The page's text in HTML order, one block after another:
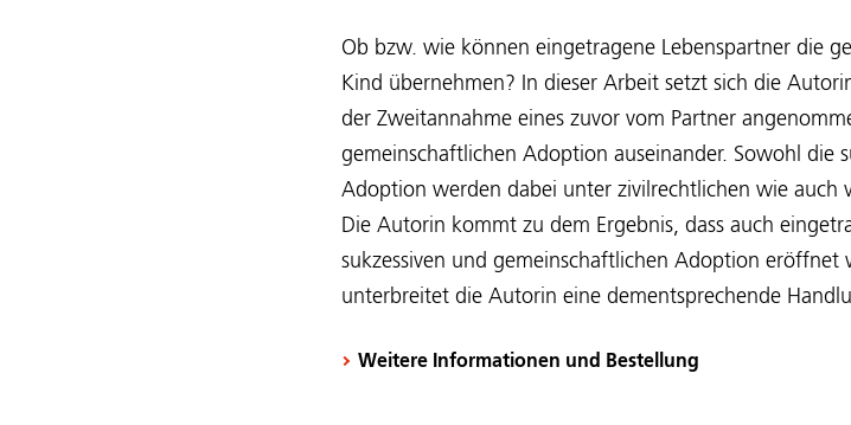
Ob bzw. wie können eingetragene Lebenspartner die
Kind übernehmen? In dieser Arbeit setzt sich die
der Zweitannahme eines zuvor vom Partner
gemeinschaftlichen Adoption auseinander. Sowohl die
Adoption werden dabei unter zivilrechtlichen wie auch
Die Autorin kommt zu dem Ergebnis, dass auch
sukzessiven und gemeinschaftlichen Adoption eröffnet
unterbreitet die Autorin eine dementsprechende
Weitere Informationen und Bestellung